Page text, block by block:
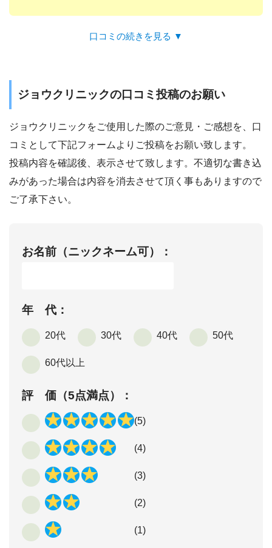
口コミの続きを見る ▼
ジョウクリニックの口コミ投稿のお願い
ジョウクリニックをご使用した際のご意見・ご感想を、口
コミとして下記フォームよりご投稿をお願い致します。
投稿内容を確認後、表示させて致します。不適切な書き込
みがあった場合は内容を消去させて頂く事もありますので
ご了承下さい。
お名前（ニックネーム可）：
年 代：
20代 30代 40代 50代
60代以上
評 価（5点満点）：
(5)
(4)
(3)
(2)
(1)